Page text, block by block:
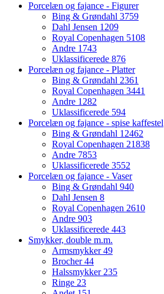
Porcelæn og fajance - Figurer
Bing & Grøndahl 3759
Dahl Jensen 1209
Royal Copenhagen 5108
Andre 1743
Uklassificerede 876
Porcelæn og fajance - Platter
Bing & Grøndahl 2361
Royal Copenhagen 3441
Andre 1282
Uklassificerede 594
Porcelæn og fajance - spise kaffestel
Bing & Grøndahl 12462
Royal Copenhagen 21838
Andre 7853
Uklassificerede 3552
Porcelæn og fajance - Vaser
Bing & Grøndahl 940
Dahl Jensen 8
Royal Copenhagen 2610
Andre 903
Uklassificerede 443
Smykker, double m.m.
Armsmykker49
Brocher44
Halssmykker235
Ringe 23